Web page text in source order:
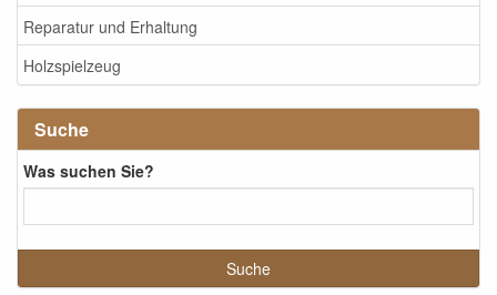
Reparatur und Erhaltung
Holzspielzeug
Suche
Was suchen Sie?